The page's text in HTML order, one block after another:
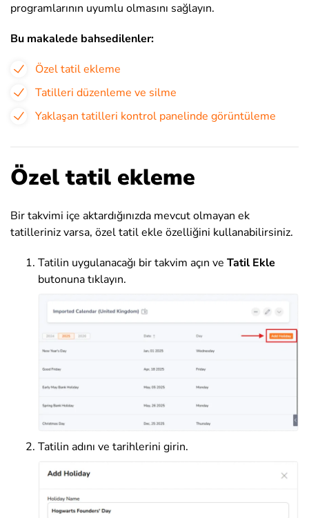
programlarının uyumlu olmasını sağlayın.
Bu makalede bahsedilenler:
Özel tatil ekleme
Tatilleri düzenleme ve silme
Yaklaşan tatilleri kontrol panelinde görüntüleme
Özel tatil ekleme
Bir takvimi içe aktardığınızda mevcut olmayan ek
tatilleriniz varsa, özel tatil ekle özelliğini kullanabilirsiniz.
Tatilin uygulanacağı bir takvim açın ve Tatil Ekle
butonuna tıklayın.
Tatilin adını ve tarihlerini girin.